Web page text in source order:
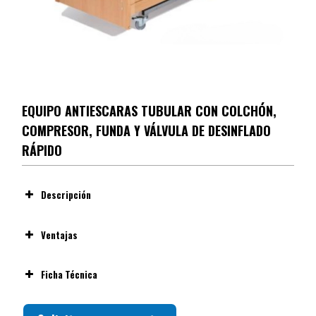
EQUIPO ANTIESCARAS TUBULAR CON COLCHÓN,
COMPRESOR, FUNDA Y VÁLVULA DE DESINFLADO
RÁPIDO
Descripción
Ventajas
Ficha Técnica